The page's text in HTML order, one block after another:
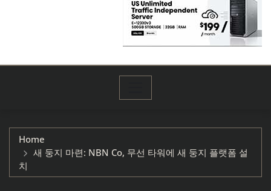
Home
새 둥지 마련: NBN Co, 무선 타워에 새 둥지 플랫폼 설
치